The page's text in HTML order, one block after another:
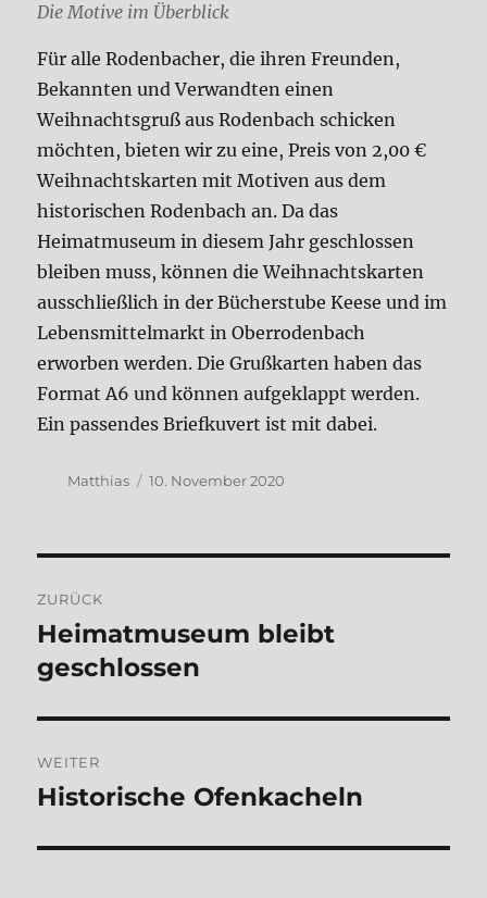
Die Motive im Überblick
Für alle Rodenbacher, die ihren Freunden,
Bekannten und Verwandten einen
Weihnachtsgruß aus Rodenbach schicken
möchten, bieten wir zu eine, Preis von 2,00 €
Weihnachtskarten mit Motiven aus dem
historischen Rodenbach an. Da das
Heimatmuseum in diesem Jahr geschlossen
bleiben muss, können die Weihnachtskarten
ausschließlich in der Bücherstube Keese und im
Lebensmittelmarkt in Oberrodenbach
erworben werden. Die Grußkarten haben das
Format A6 und können aufgeklappt werden.
Ein passendes Briefkuvert ist mit dabei.
Autor
Matthias
Veröffentlicht
10. November 2020
ZURÜCK
Vorheriger
Beitrag:
Heimatmuseum bleibt
geschlossen
WEITER
Nächster
Historische Ofenkacheln